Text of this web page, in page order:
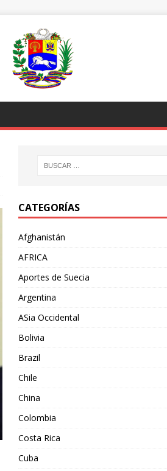
CATEGORÍAS
Afghanistán
AFRICA
Aportes de Suecia
Argentina
ASia Occidental
Bolivia
Brazil
Chile
China
Colombia
Costa Rica
Cuba